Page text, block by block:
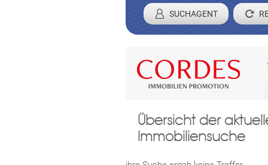
SUCHAGENT
Registrieren
Damit wir ihre Anfrage
Übersicht der
Immobiliensuche